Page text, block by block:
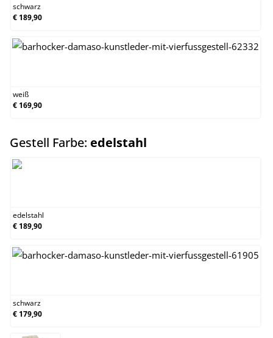
schwarz
€ 189,90
weiß
€ 169,90
Gestell Farbe: edelstahl
edelstahl
€ 189,90
schwarz
€ 179,90